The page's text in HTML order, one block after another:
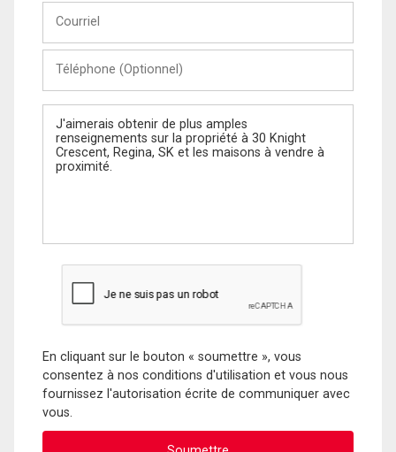
(Optionnel)
Message
En cliquant sur le bouton « soumettre », vous
consentez à nos conditions d'utilisation et vous nous
fournissez l'autorisation écrite de communiquer avec
vous.